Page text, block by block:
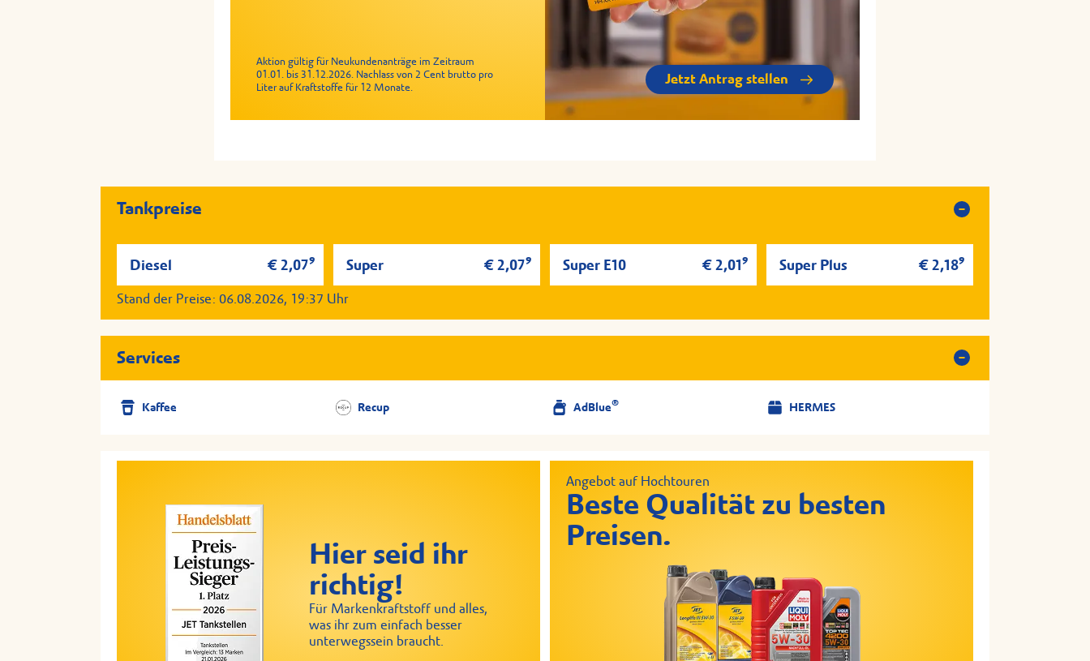
Aktion gültig für Neukundenanträge im Zeitraum
01.01. bis 31.12.2026. Nachlass von 2 Cent brutto pro
Liter auf Kraftstoffe für 12 Monate.
Jetzt Antrag stellen
Tankpreise
Diesel € 2,079 Super € 2,079 Super E10 € 2,01 9 Super Plus € 2,189
Stand der Preise: 06.08.2026, 19:37 Uhr
Services
Kaffee Recup AdBlue® HERMES
Hier seid ihr
richtig!
Für Markenkraftstoff und alles,
was ihr zum einfach besser
unterwegssein braucht.
Angebot auf Hochtouren
Beste Qualität zu besten
Preisen.